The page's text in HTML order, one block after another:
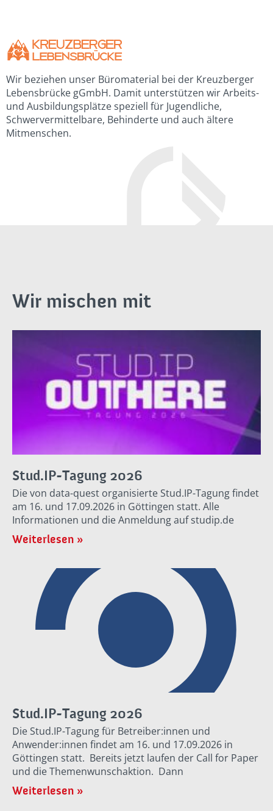
Wir beziehen unser Büromaterial bei der Kreuzberger
Lebensbrücke gGmbH. Damit unterstützen wir Arbeits-
und Ausbildungsplätze speziell für Jugendliche,
Schwervermittelbare, Behinderte und auch ältere
Mitmenschen.
Wir mischen mit
Stud.IP-Tagung 2026
Die von data-quest organisierte Stud.IP-Tagung findet
am 16. und 17.09.2026 in Göttingen statt. Alle
Informationen und die Anmeldung auf studip.de
Weiterlesen »
Stud.IP-Tagung 2026
Die Stud.IP-Tagung für Betreiber:innen und
Anwender:innen findet am 16. und 17.09.2026 in
Göttingen statt. Bereits jetzt laufen der Call for Paper
und die Themenwunschaktion. Dann
Weiterlesen »